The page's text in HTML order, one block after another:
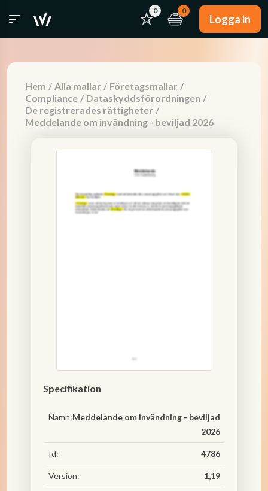
0 0
Logga in
Hem / Alla mallar / Företagsmallar /
Compliance / Dataskyddsförordningen /
De registrerades rättigheter /
Meddelande om invändning - beviljad 2026
Specifikation
Namn:Meddelande om invändning - beviljad
2026
Id: 4786
Version: 1,19